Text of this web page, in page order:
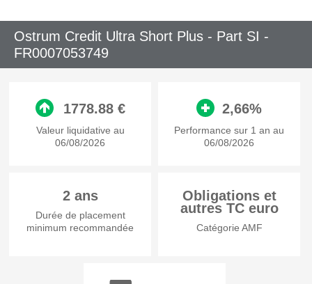
Ostrum Credit Ultra Short Plus - Part SI -
FR0007053749
1778.88 €
Valeur liquidative au
06/08/2026
2,66%
Performance sur 1 an au
06/08/2026
2 ans
Durée de placement
minimum recommandée
Obligations et
autres TC euro
Catégorie AMF